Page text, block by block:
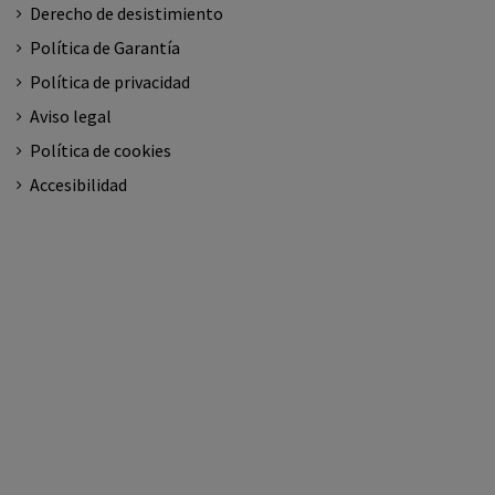
Derecho de desistimiento
Política de Garantía
Política de privacidad
Aviso legal
Política de cookies
Accesibilidad